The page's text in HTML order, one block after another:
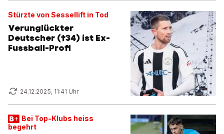
Stürzte von Sessellift in Tod
Verunglückter
Deutscher (†34) ist Ex-
Fussball-Profi
24.12.2025, 11:41 Uhr
Bei Top-Klubs heiss
begehrt